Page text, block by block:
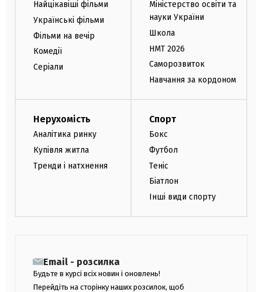
Найцікавіші фільми
Українські фільми
Фільми на вечір
Комедії
Серіали
Міністерство освіти та
науки України
Школа
НМТ 2026
Саморозвиток
Навчання за кордоном
Нерухомість
Аналітика ринку
Купівля житла
Тренди і натхнення
Спорт
Бокс
Футбол
Теніс
Біатлон
Інші види спорту
Email - розсилка
Будьте в курсі всіх новин і оновлень!
Перейдіть на сторінку наших розсилок, щоб